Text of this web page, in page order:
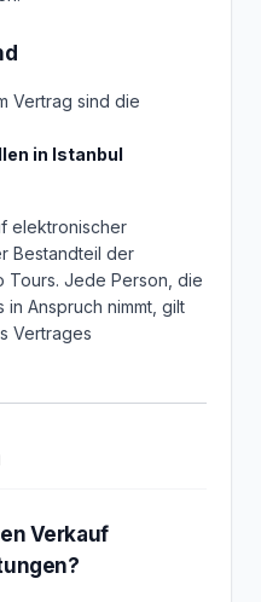
Vertrag sind die
in Istanbul
elektronischer
Bestandteil der
Tours. Jede Person, die
Anspruch nimmt, gilt
Vertrages
Verkauf